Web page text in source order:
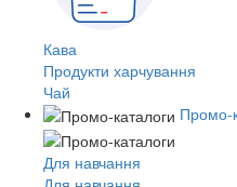
Кава
Продукти харчування
Чай
Промо-
Для навчання